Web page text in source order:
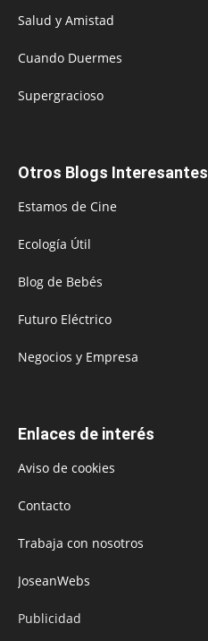
Salud y Amistad
Cuando Duermes
Supergracioso
Otros Blogs Interesantes
Estamos de Cine
Ecología Útil
Blog de Bebés
Futuro Eléctrico
Negocios y Empresa
Enlaces de interés
Aviso de cookies
Contacto
Trabaja con nosotros
JoseanWebs
Publicidad